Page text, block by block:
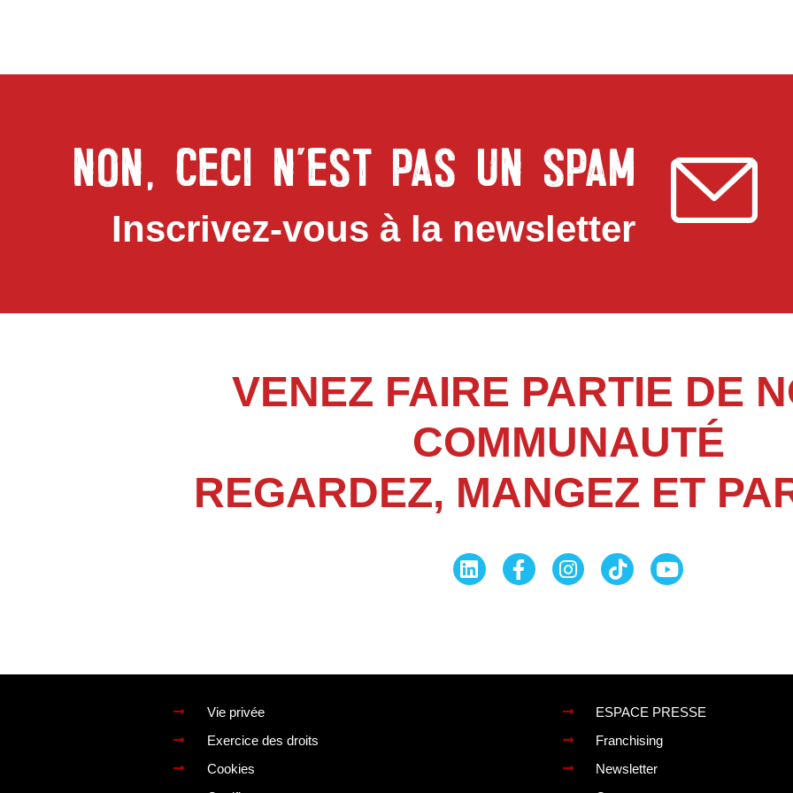
NON, CECI N’EST PAS UN SPAM
Inscrivez-vous à la newsletter
VENEZ FAIRE PARTIE DE
COMMUNAUTÉ
REGARDEZ, MANGEZ ET
Vie privée
Exercice des droits
Cookies
ESPACE PRESSE
Franchising
Newsletter